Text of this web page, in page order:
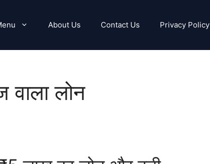
About Us Contact Us Privacy Policy
वाला लोन